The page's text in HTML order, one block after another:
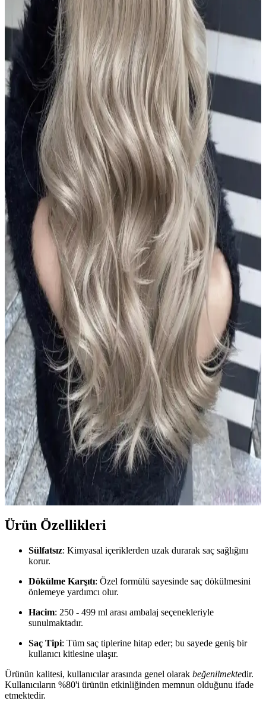
Urban Care Biotin & Keratin Dökülmeye Eğilimli
Saçlar İçin Şampuan Özellikleri ve Kullanıcı
Yorumları
Urban Care Biotin & Keratin şampuanı, dökülmeye eğilimli saçlar
için güçlendirici ve nemlendirici formülüyle saç sağlığını destekler,
kullanıcı memnuniyetini artırır.
Aizen Kolajen Biotin Şampuanı: Saç Sağlığını
Destekleyen Güçlü Formül ve Kullanıcı Deneyimleri
Aizen kolajen biotin şampuanı, saçların elastikiyetini artırır,
dökülmeyi engeller ve parlaklık sağlar. Düzenli kullanımda sağlıklı
ve güçlü saçlara ulaşmanıza yardımcı olur.
Alerji Yapmayan Zararsız Şampuan Çözümleri:
Hassas ve Güvenli Ciltler İçin Rehber
Hassas ciltler ve alerjik reaksiyonlar için özel formüle edilmiş, doğal
ve dermatolojik testli şampuanlar hakkında kapsamlı rehber. Güvenli
ve etkili saç bakımı için doğru ürün seçimi önemli.
Le Petit Marseillais Arıç Ağacı ve Füjer Men Duş Jeli
Doğal İçeriklerle Güvenli Temizlik Sunar
Le Petit Marseillais'in Arıç Ağacı ve Füjer bitkileriyle formüle edilen
duş jeli, cilt ve saçlara nazikçe bakım yaparken ferahlatıcı ve doğal
içeriklerle güvenle kullanılır.
2024 Koyu Kestane Saç Rengi Trendleri ve Popüler
Tonlar Hakkında Bilmeniz Gerekenler
2024 yılında koyu kestane tonları, doğal ve parlak görünümleriyle
öne çıkıyor. Bu renkler, bakım ve dayanıklılık avantajlarıyla geniş
kitlelere hitap ediyor.
2024 Yılında Popüler Sarı Saç Renkleri ve Trendleri
Hakkında Detaylı Bilgi
2024'te sarı saç renkleri doğal ve sıcak tonlarıyla öne çıkıyor. Bakım
ve renk koruma ipuçlarıyla, trendleri yakalayarak stilinizi
güçlendirin.
Ürün Özellikleri
Sülfatsız: Kimyasal içeriklerden uzak durarak saç sağlığını
korur.
Dökülme Karşıtı: Özel formülü sayesinde saç dökülmesini
önlemeye yardımcı olur.
Hacim: 250 - 499 ml arası ambalaj seçenekleriyle
sunulmaktadır.
Saç Tipi: Tüm saç tiplerine hitap eder; bu sayede geniş bir
kullanıcı kitlesine ulaşır.
Ürünün kalitesi, kullanıcılar arasında genel olarak beğenilmektedir.
Kullanıcıların %80'i ürünün etkinliğinden memnun olduğunu ifade
etmektedir.